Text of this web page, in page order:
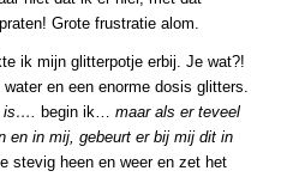
Grote frustratie alom.
ik mijn glitterpotje erbij. Je wat?!
en een enorme dosis glitters.
is…. begin ik… maar als er teveel
en in mij, gebeurt er bij mij dit in
stevig heen en weer en zet het